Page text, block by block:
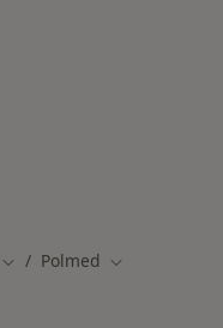
Zmień miasto
Polmed Zmień miasto